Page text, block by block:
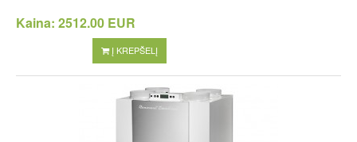
Kaina: 2512.00 EUR
Į KREPŠELĮ